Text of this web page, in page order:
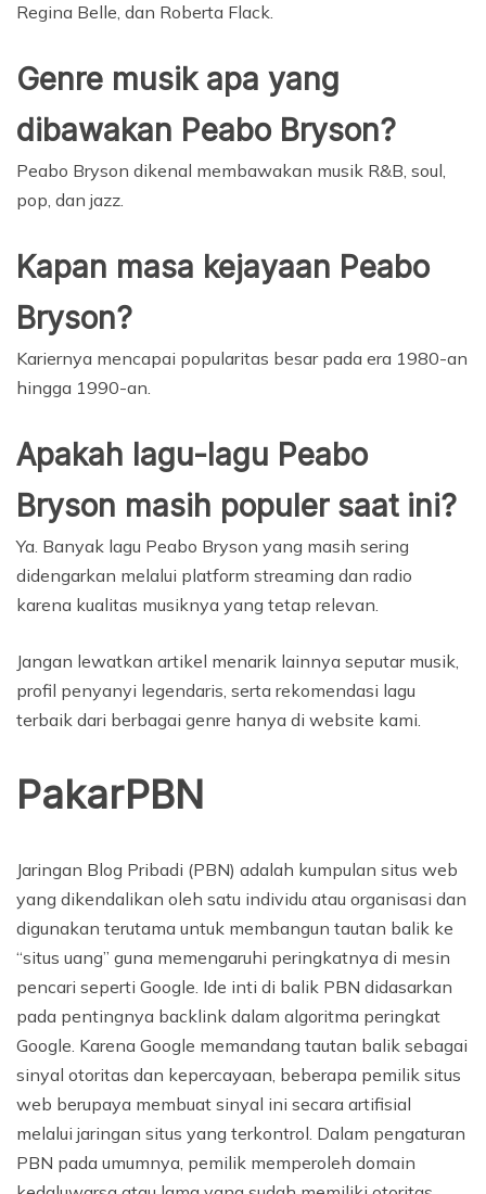
Regina Belle, dan Roberta Flack.
Genre musik apa yang
dibawakan Peabo Bryson?
Peabo Bryson dikenal membawakan musik R&B, soul,
pop, dan jazz.
Kapan masa kejayaan Peabo
Bryson?
Kariernya mencapai popularitas besar pada era 1980-an
hingga 1990-an.
Apakah lagu-lagu Peabo
Bryson masih populer saat ini?
Ya. Banyak lagu Peabo Bryson yang masih sering
didengarkan melalui platform streaming dan radio
karena kualitas musiknya yang tetap relevan.
Jangan lewatkan artikel menarik lainnya seputar musik,
profil penyanyi legendaris, serta rekomendasi lagu
terbaik dari berbagai genre hanya di website kami.
PakarPBN
Jaringan Blog Pribadi (PBN) adalah kumpulan situs web
yang dikendalikan oleh satu individu atau organisasi dan
digunakan terutama untuk membangun tautan balik ke
“situs uang” guna memengaruhi peringkatnya di mesin
pencari seperti Google. Ide inti di balik PBN didasarkan
pada pentingnya backlink dalam algoritma peringkat
Google. Karena Google memandang tautan balik sebagai
sinyal otoritas dan kepercayaan, beberapa pemilik situs
web berupaya membuat sinyal ini secara artifisial
melalui jaringan situs yang terkontrol. Dalam pengaturan
PBN pada umumnya, pemilik memperoleh domain